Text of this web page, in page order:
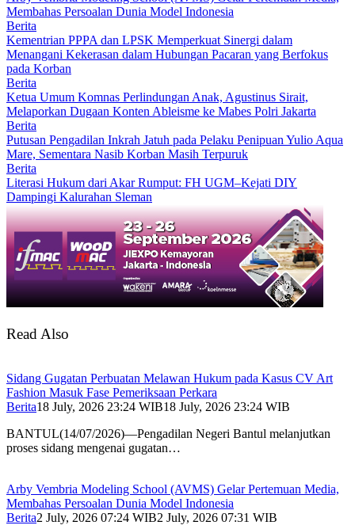
Membahas Persoalan Dunia Model Indonesia
Berita
Kementrian PPPA dan LPSK Memperkuat Sinergi dalam
Menangani Kekerasan dalam Hubungan Pacaran yang Berfokus
pada Korban
Berita
Ketua Umum Komnas Perlindungan Anak, Agustinus Sirait,
Melaporkan Dugaan Konten Ableisme ke Mabes Polri Jakarta
Berita
Putusan Pengadilan Inkrah Jatuh pada Pelaku Penipuan Yulio Aqua
Mare, Sementara Nasib Korban Masih Terpuruk
Berita
Literasi Hukum dari Akar Rumput: FH UGM–Kejati DIY
Dampingi Kalurahan Sleman
Read Also
Sidang Gugatan Perbuatan Melawan Hukum pada Kasus CV Art
Fashion Masuk Fase Pemeriksaan Perkara
Berita18 July, 2026 23:24 WIB18 July, 2026 23:24 WIB
BANTUL(14/07/2026)—Pengadilan Negeri Bantul melanjutkan
proses sidang mengenai gugatan…
Arby Vembria Modeling School (AVMS) Gelar Pertemuan Media,
Membahas Persoalan Dunia Model Indonesia
Berita2 July, 2026 07:24 WIB2 July, 2026 07:31 WIB